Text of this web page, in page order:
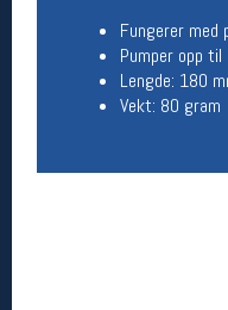
Fungerer
Pumper opp
Lengde: 180
Vekt: 80 gram
Team Oslo
Magasinet